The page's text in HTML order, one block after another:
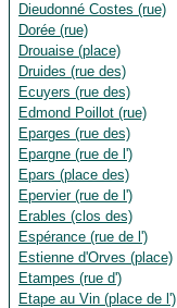
Dieudonné Costes (rue)
Dorée (rue)
Drouaise (place)
Druides (rue des)
Ecuyers (rue des)
Edmond Poillot (rue)
Eparges (rue des)
Epargne (rue de l')
Epars (place des)
Epervier (rue de l')
Erables (clos des)
Espérance (rue de l')
Estienne d'Orves (place)
Etampes (rue d')
Etape au Vin (place de l')